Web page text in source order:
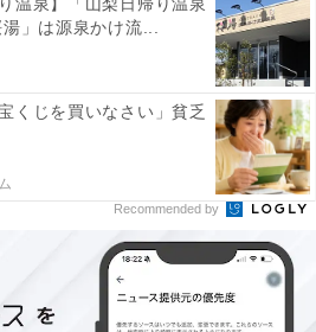
」は源泉かけ流...
くじを買いなさい」貧乏
Recommended by